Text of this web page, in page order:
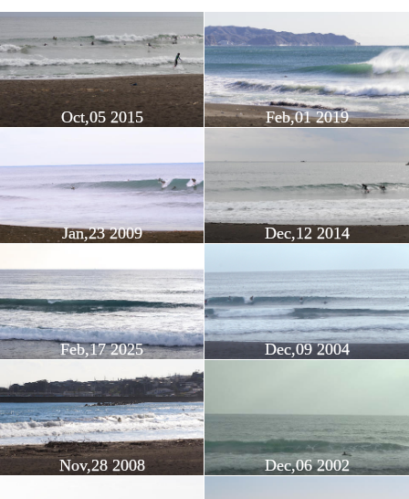
Oct,05 2015 Feb,01 2019
Jan,23 2009 Dec,12 2014
Feb,17 2025 Dec,09 2004
Nov,28 2008 Dec,06 2002